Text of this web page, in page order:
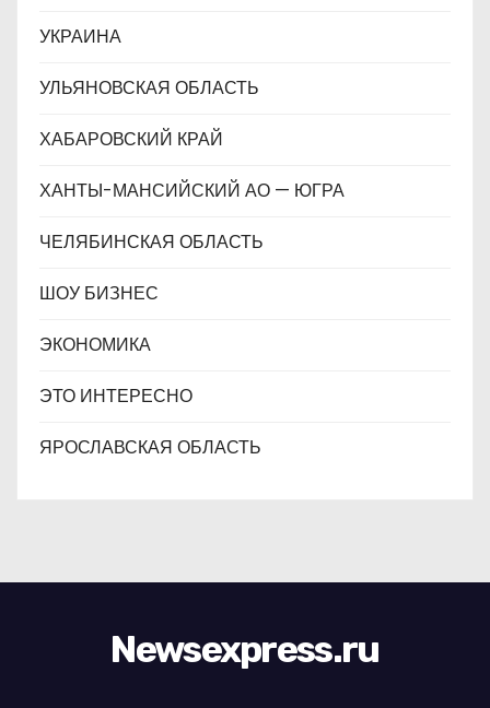
УКРАИНА
УЛЬЯНОВСКАЯ ОБЛАСТЬ
ХАБАРОВСКИЙ КРАЙ
ХАНТЫ-МАНСИЙСКИЙ АО — ЮГРА
ЧЕЛЯБИНСКАЯ ОБЛАСТЬ
ШОУ БИЗНЕС
ЭКОНОМИКА
ЭТО ИНТЕРЕСНО
ЯРОСЛАВСКАЯ ОБЛАСТЬ
Newsexpress.ru